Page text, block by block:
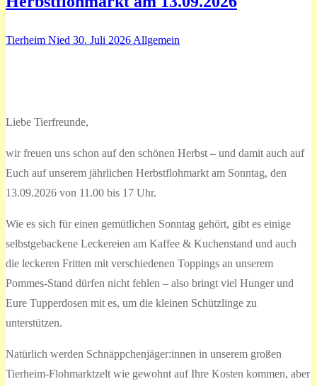
Tierheim Nied 30. Juli 2026 Allgemein
Liebe Tierfreunde,
wir freuen uns schon auf den schönen Herbst – und damit auch auf
Euch auf unserem jährlichen Herbstflohmarkt am Sonntag, den
13.09.2026 von 11.00 bis 17 Uhr.
Wie es sich für einen gemütlichen Sonntag gehört, gibt es einige
selbstgebackene Leckereien am Kaffee & Kuchenstand und auch
die leckeren Fritten mit verschiedenen Toppings an unserem
Pommes-Stand dürfen nicht fehlen – also bringt viel Hunger und
Eure Tupperdosen mit es, um die kleinen Schützlinge zu
unterstützen.
Natürlich werden Schnäppchenjäger:innen in unserem großen
Tierheim-Flohmarktzelt wie gewohnt auf Ihre Kosten kommen, aber